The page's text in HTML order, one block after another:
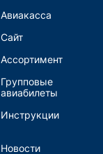
Авиакасса
Сайт
Ассортимент
Групповые
авиабилеты
Инструкции
Новости